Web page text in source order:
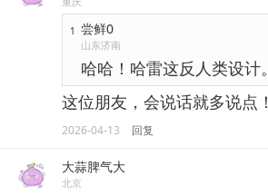
1 尝鲜0
山东济南
哈哈！哈雷这反人类设计。
这位朋友，会说话就多说点！
2026-04-13 回复
大蒜脾气大
北京